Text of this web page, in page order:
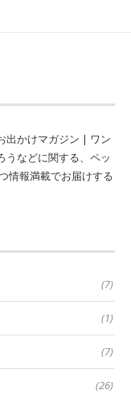
出かけマガジン | ワン
うなどに関する、ペッ
情報満載でお届けする
(7)
(1)
(7)
(26)